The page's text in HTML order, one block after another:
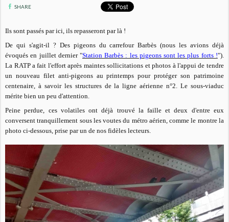
SHARE
Ils sont passés par ici, ils repasseront par là !
De qui s'agit-il ? Des pigeons du carrefour Barbès (nous les avions déjà
évoqués en juillet dernier "Station Barbès : les pigeons sont les plus forts !").
La RATP a fait l'effort après maintes sollicitations et photos à l'appui de tendre
un nouveau filet anti-pigeons au printemps pour protéger son patrimoine
centenaire, à savoir les structures de la ligne aérienne n°2. Le sous-viaduc
mérite bien un peu d'attention.
Peine perdue, ces volatiles ont déjà trouvé la faille et deux d'entre eux
conversent tranquillement sous les voutes du métro aérien, comme le montre la
photo ci-dessous, prise par un de nos fidèles lecteurs.